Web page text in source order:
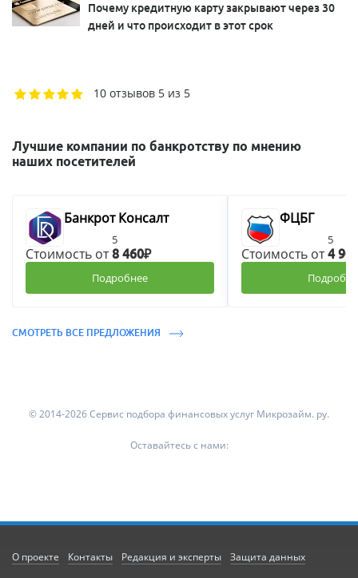
Почему кредитную карту закрывают через 30
дней и что происходит в этот срок
10 отзывов 5 из 5
Лучшие компании по банкротству по мнению
наших посетителей
Банкрот Консалт
5
Стоимость от8 460₽
Подробнее
ФЦБГ
5
Стоимость от4
СМОТРЕТЬ ВСЕ ПРЕДЛОЖЕНИЯ
© 2014-2026 Сервис подбора финансовых услуг Микрозайм. ру.
Оставайтесь с нами:
О проекте Контакты Редакция и эксперты Защита данных